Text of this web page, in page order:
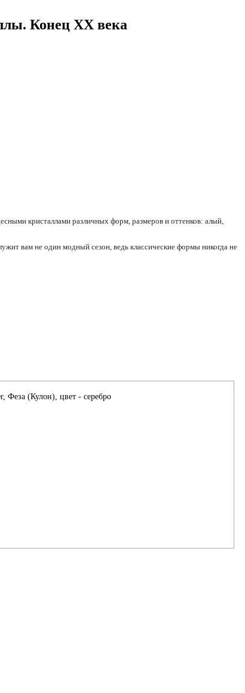
Конец XX века
кристаллами различных форм, размеров и оттенков: алый,
вам не один модный сезон, ведь классические формы никогда не
Феза (Кулон), цвет - серебро